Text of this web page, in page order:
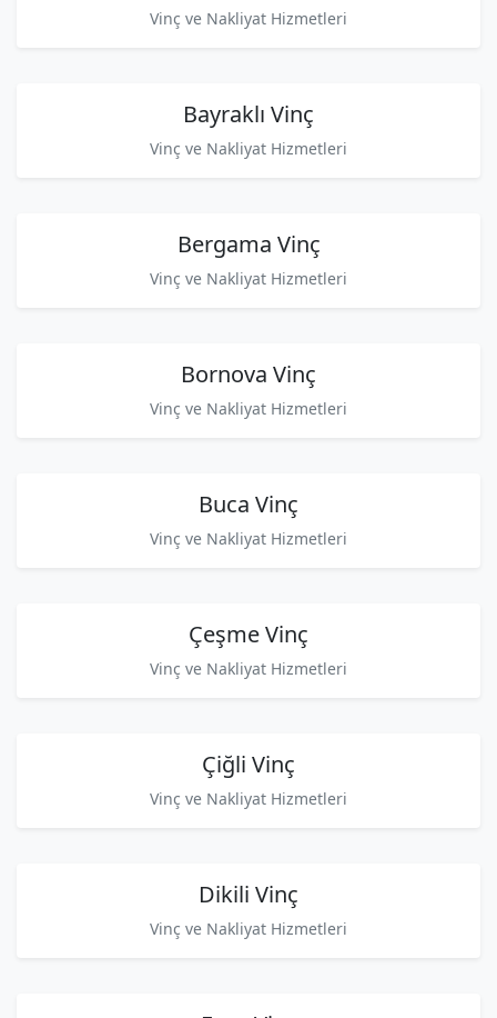
Vinç ve Nakliyat Hizmetleri
Bayraklı Vinç
Vinç ve Nakliyat Hizmetleri
Bergama Vinç
Vinç ve Nakliyat Hizmetleri
Bornova Vinç
Vinç ve Nakliyat Hizmetleri
Buca Vinç
Vinç ve Nakliyat Hizmetleri
Çeşme Vinç
Vinç ve Nakliyat Hizmetleri
Çiğli Vinç
Vinç ve Nakliyat Hizmetleri
Dikili Vinç
Vinç ve Nakliyat Hizmetleri